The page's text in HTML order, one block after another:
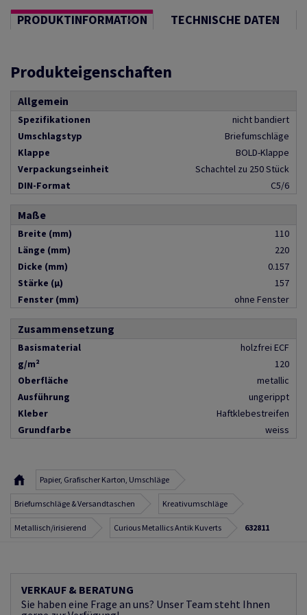
PRODUKTINFORMATION TECHNISCHE DATEN
Produkteigenschaften
Allgemein
Spezifikationen
nicht bandiert
Umschlagstyp
Briefumschläge
Klappe
BOLD-Klappe
Verpackungseinheit
Schachtel zu 250 Stück
DIN-Format
C5/6
Maße
Breite (mm)
110
Länge (mm)
220
Dicke (mm)
0.157
Stärke (µ)
157
Fenster (mm)
ohne Fenster
Zusammensetzung
Basismaterial
holzfrei ECF
g/m²
120
Oberfläche
metallic
Ausführung
ungerippt
Kleber
Haftklebestreifen
Grundfarbe
weiss
Papier, Grafischer Karton, Umschläge
Briefumschläge & Versandtaschen Kreativumschläge
Metallisch/irisierend Curious Metallics Antik Kuverts 632811
VERKAUF & BERATUNG
Sie haben eine Frage an uns? Unser Team steht Ihnen